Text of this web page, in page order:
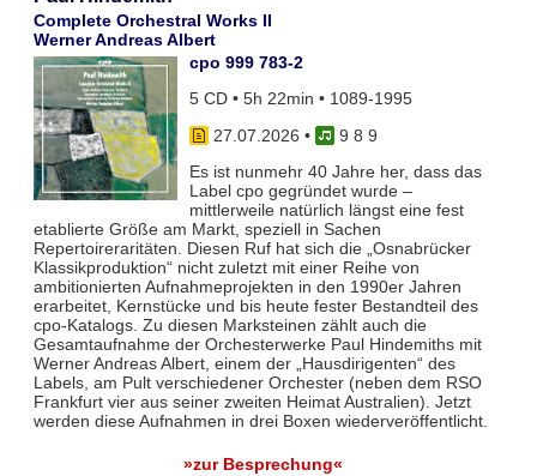
Complete Orchestral Works II
Werner Andreas Albert
cpo 999 783-2
5 CD • 5h 22min • 1089-1995
27.07.2026 •
9 8 9
Es ist nunmehr 40 Jahre her, dass das
Label cpo gegründet wurde –
mittlerweile natürlich längst eine fest
etablierte Größe am Markt, speziell in Sachen
Repertoireraritäten. Diesen Ruf hat sich die „Osnabrücker
Klassikproduktion“ nicht zuletzt mit einer Reihe von
ambitionierten Aufnahmeprojekten in den 1990er Jahren
erarbeitet, Kernstücke und bis heute fester Bestandteil des
cpo-Katalogs. Zu diesen Marksteinen zählt auch die
Gesamtaufnahme der Orchesterwerke Paul Hindemiths mit
Werner Andreas Albert, einem der „Hausdirigenten“ des
Labels, am Pult verschiedener Orchester (neben dem RSO
Frankfurt vier aus seiner zweiten Heimat Australien). Jetzt
werden diese Aufnahmen in drei Boxen wiederveröffentlicht.
»zur Besprechung«